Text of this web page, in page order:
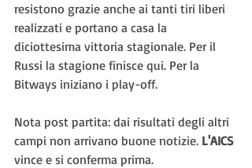
resistono grazie anche ai tanti tiri liberi
realizzati e portano a casa la
diciottesima vittoria stagionale. Per il
Russi la stagione finisce qui. Per la
Bitways iniziano i play-off.
Nota post partita: dai risultati degli altri
campi non arrivano buone notizie. L'AICS
vince e si conferma prima.